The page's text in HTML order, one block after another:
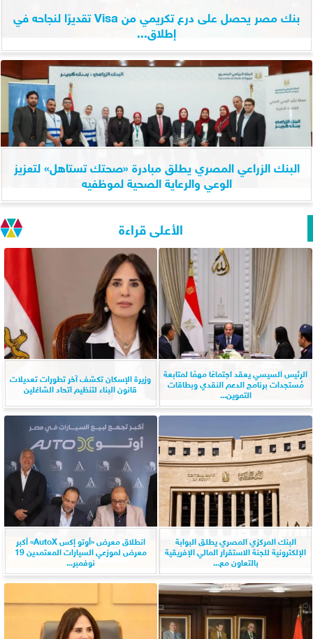
بنك مصر يحصل على درع تكريمي من Visa تقديرًا لنجاحه في
إطلاق...
البنك الزراعي المصري يطلق مبادرة «صحتك تستاهل» لتعزيز
الوعي والرعاية الصحية لموظفيه
الأعلى قراءة
الرئيس السيسي يعقد اجتماعًا مهمًا لمتابعة
مُستجدات برنامج الدعم النقدي وبطاقات
التموين...
وزيرة الإسكان تكشف آخر تطورات تعديلات
قانون البناء لتنظيم اتحاد الشاغلين
البنك المركزي المصري يطلق البوابة
الإلكترونية للجنة الاستقرار المالي الإفريقية
بالتعاون مع...
انطلاق معرض «أوتو إكس AutoX» أكبر
معرض لموزعي السيارات المعتمدين 19
نوفمبر...